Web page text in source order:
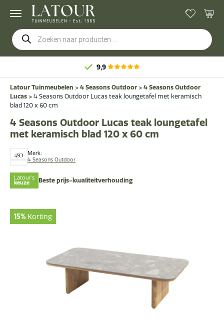
Producten
zoeken
9,9
Latour Tuinmeubelen > 4 Seasons Outdoor > 4 Seasons Outdoor
Lucas > 4 Seasons Outdoor Lucas teak loungetafel met keramisch
blad 120 x 60 cm
Merk:
4 Seasons Outdoor
4 Seasons Outdoor Lucas teak loungetafel
met keramisch blad 120 x 60 cm
Latour's
keuze Beste prijs-kwaliteitverhouding
15% Korting